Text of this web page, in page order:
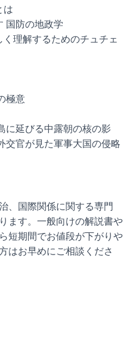
は
国防の地政学
理解するためのチュチェ
極意
に延びる中露朝の核の影
交官が見た軍事大国の侵略
、国際関係に関する専門
ます。一般向けの解説書や
短期間でお値段が下がりや
はお早めにご相談くださ